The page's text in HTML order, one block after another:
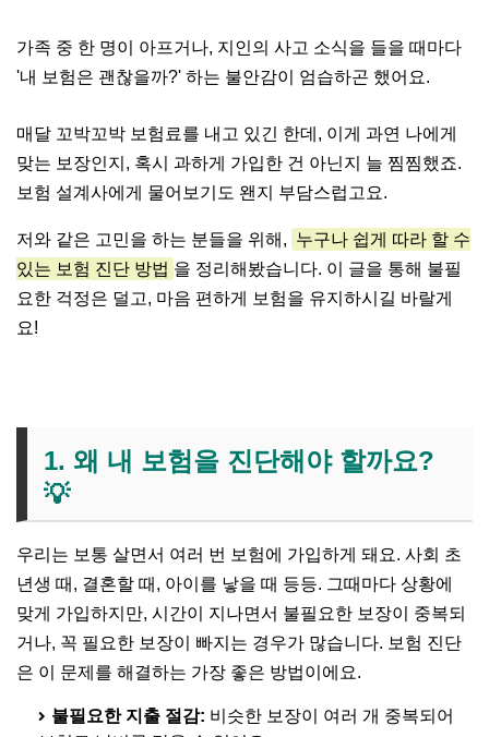
가족 중 한 명이 아프거나, 지인의 사고 소식을 들을 때마다
'내 보험은 괜찮을까?' 하는 불안감이 엄습하곤 했어요.
매달 꼬박꼬박 보험료를 내고 있긴 한데, 이게 과연 나에게
맞는 보장인지, 혹시 과하게 가입한 건 아닌지 늘 찜찜했죠.
보험 설계사에게 물어보기도 왠지 부담스럽고요.
저와 같은 고민을 하는 분들을 위해, 누구나 쉽게 따라 할 수
있는 보험 진단 방법 을 정리해봤습니다. 이 글을 통해 불필
요한 걱정은 덜고, 마음 편하게 보험을 유지하시길 바랄게
요!
1. 왜 내 보험을 진단해야 할까요?
💡
우리는 보통 살면서 여러 번 보험에 가입하게 돼요. 사회 초
년생 때, 결혼할 때, 아이를 낳을 때 등등. 그때마다 상황에
맞게 가입하지만, 시간이 지나면서 불필요한 보장이 중복되
거나, 꼭 필요한 보장이 빠지는 경우가 많습니다. 보험 진단
은 이 문제를 해결하는 가장 좋은 방법이에요.
불필요한 지출 절감: 비슷한 보장이 여러 개 중복되어